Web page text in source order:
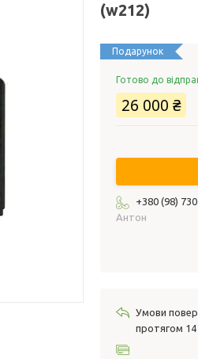
(w212)
Подарунок
Готово до
26 000 ₴
+380 (98)
Антон
протягом 14